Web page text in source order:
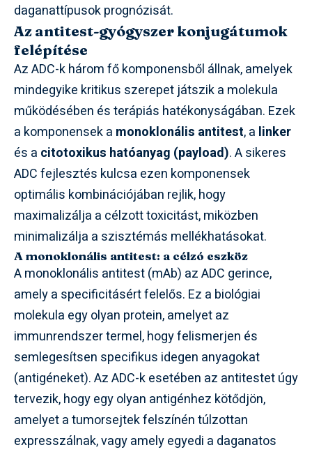
daganattípusok prognózisát.
Az antitest-gyógyszer konjugátumok
felépítése
Az ADC-k három fő komponensből állnak, amelyek
mindegyike kritikus szerepet játszik a molekula
működésében és terápiás hatékonyságában. Ezek
a komponensek a monoklonális antitest, a linker
és a citotoxikus hatóanyag (payload). A sikeres
ADC fejlesztés kulcsa ezen komponensek
optimális kombinációjában rejlik, hogy
maximalizálja a célzott toxicitást, miközben
minimalizálja a szisztémás mellékhatásokat.
A monoklonális antitest: a célzó eszköz
A monoklonális antitest (mAb) az ADC gerince,
amely a specificitásért felelős. Ez a biológiai
molekula egy olyan protein, amelyet az
immunrendszer termel, hogy felismerjen és
semlegesítsen specifikus idegen anyagokat
(antigéneket). Az ADC-k esetében az antitestet úgy
tervezik, hogy egy olyan antigénhez kötődjön,
amelyet a tumorsejtek felszínén túlzottan
expresszálnak, vagy amely egyedi a daganatos